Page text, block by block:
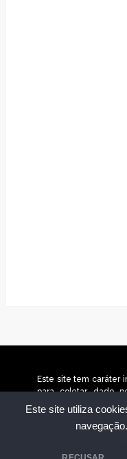
Este site utiliza
navegação.
Este site tem caráter
para coletar dado
temos relação com
no conteúdo deste
Todos os direitos